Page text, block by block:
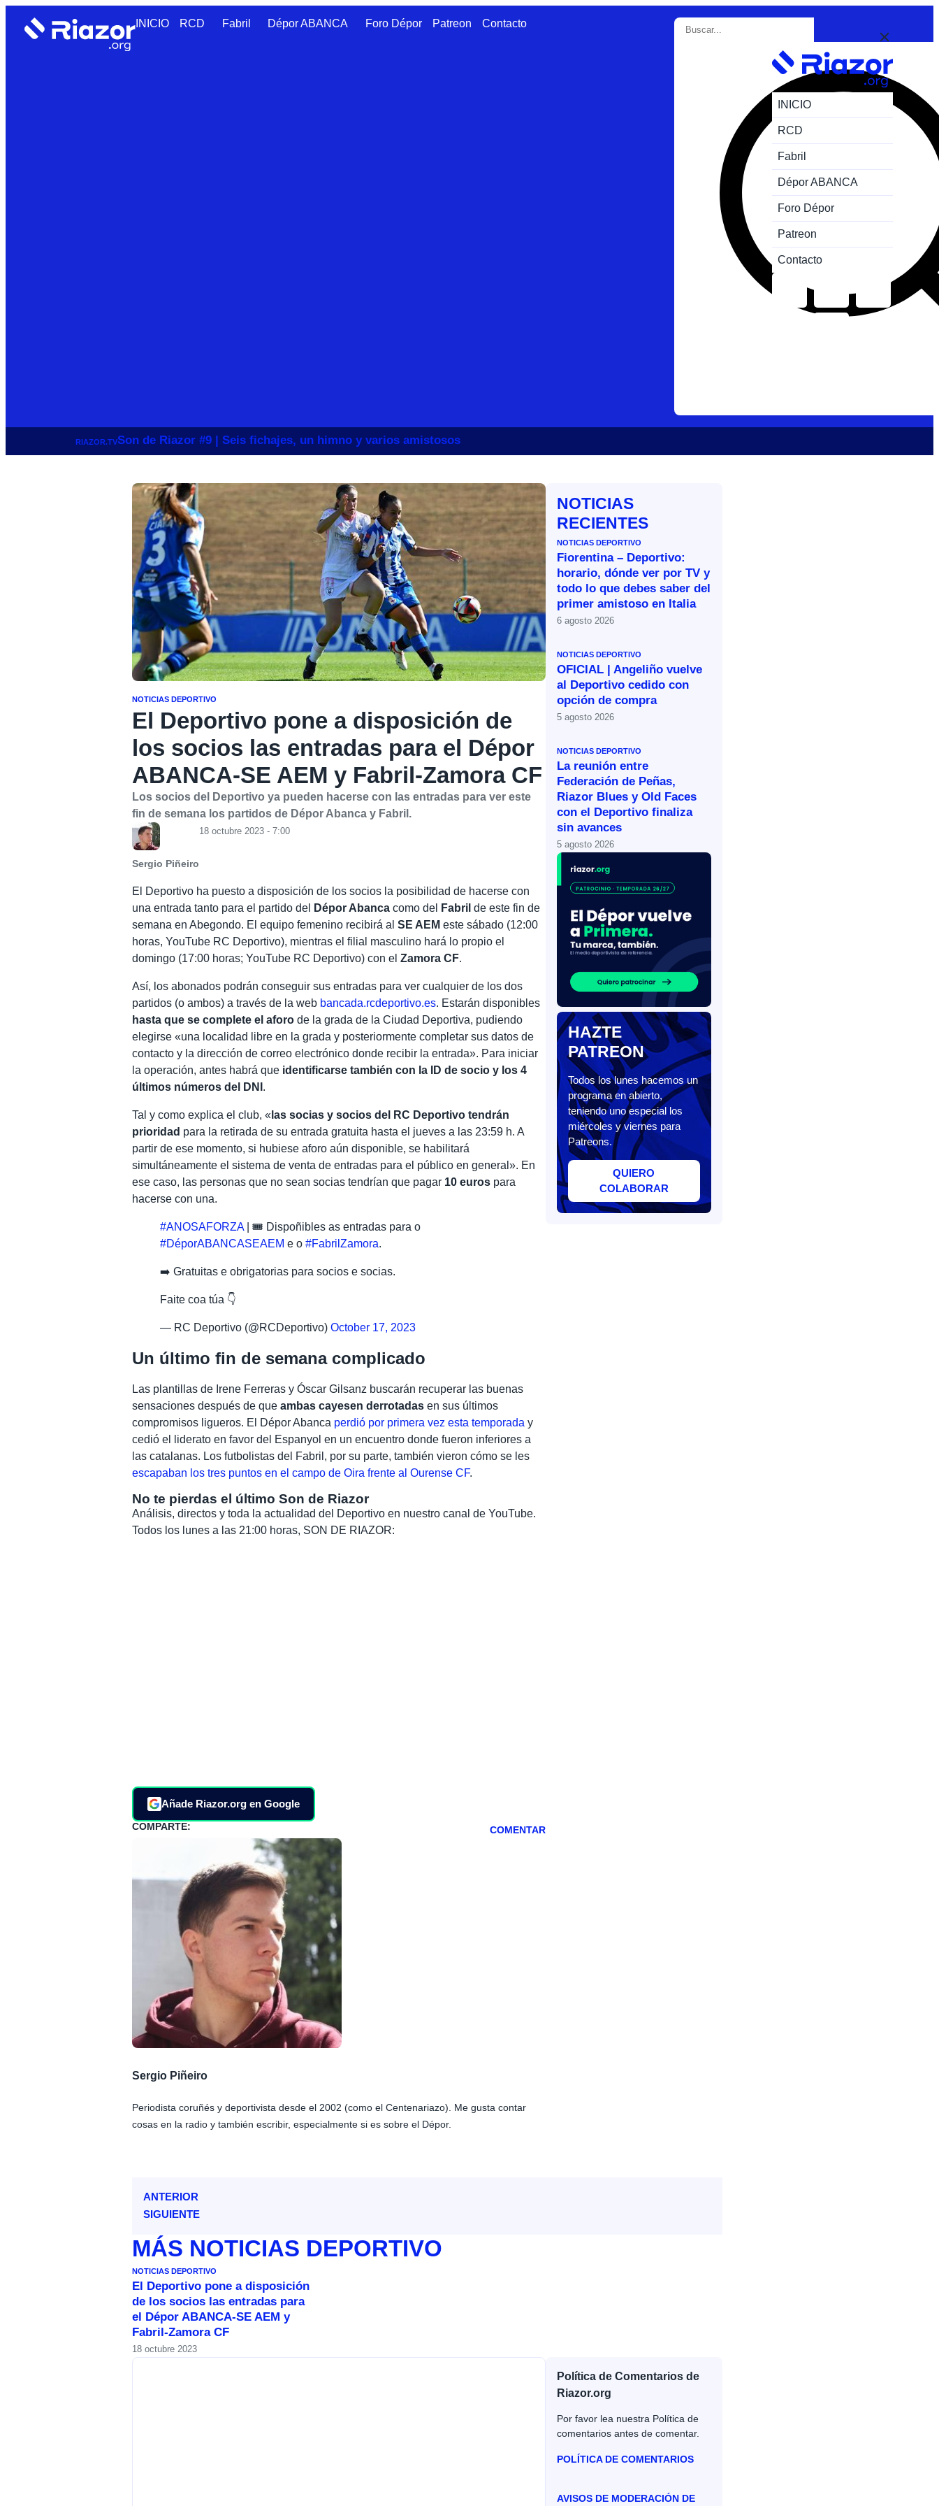
INICIO RCD Fabril Dépor ABANCA Foro Dépor Patreon Contacto
INICIO
RCD
Fabril
Dépor ABANCA
Foro Dépor
Patreon
Contacto
RIAZOR.TVSon de Riazor #9 | Seis fichajes, un himno y varios amistosos
NOTICIAS DEPORTIVO
El Deportivo pone a disposición de
los socios las entradas para el Dépor
ABANCA-SE AEM y Fabril-Zamora CF
Los socios del Deportivo ya pueden hacerse con las entradas para ver este
fin de semana los partidos de Dépor Abanca y Fabril.
Sergio Piñeiro
18 octubre 2023 - 7:00
El Deportivo ha puesto a disposición de los socios la posibilidad de hacerse con
una entrada tanto para el partido del
Dépor Abanca como del Fabril de este fin de
semana en Abegondo. El equipo femenino recibirá alSE AEM este sábado (12:00
horas, YouTube RC Deportivo), mientras el filial masculino hará lo propio el
domingo (17:00 horas; YouTube RC Deportivo) con elZamora CF.
Así, los abonados podrán conseguir sus entradas para ver cualquier de los dos
partidos (o ambos) a través de la web bancada.rcdeportivo.es. Estarán disponibles
hasta que se complete el aforo de la grada de la Ciudad Deportiva, pudiendo
elegirse «una localidad libre en la grada y posteriormente completar sus datos de
contacto y la dirección de correo electrónico donde recibir la entrada». Para iniciar
la operación, antes habrá que identificarse también con la ID de socio y los 4
últimos números del DNI .
Tal y como explica el club, « las socias y socios del RC Deportivo tendrán
prioridad para la retirada de su entrada gratuita hasta el jueves a las 23:59 h. A
partir de ese momento, si hubiese aforo aún disponible, se habilitará
simultáneamente el sistema de venta de entradas para el público en general». En
ese caso, las personas que no sean socias tendrían que pagar 10 euros para
hacerse con una.
#ANOSAFORZA| 🎟️ Dispoñibles as entradas para o
#DéporABANCASEAEM e o#FabrilZamora.
➡️ Gratuitas e obrigatorias para socios e socias.
Faite coa túa 👇
— RC Deportivo (@RCDeportivo)October 17, 2023
Un último fin de semana complicado
Las plantillas de Irene Ferreras y Óscar Gilsanz buscarán recuperar las buenas
sensaciones después de queambas cayesen derrotadas en sus últimos
compromisos ligueros. El Dépor Abanca perdió por primera vez esta temporada y
cedió el liderato en favor del Espanyol en un encuentro donde fueron inferiores a
las catalanas. Los futbolistas del Fabril, por su parte, también vieron cómo se les
escapaban los tres puntos en el campo de Oira frente al Ourense CF.
No te pierdas el último Son de Riazor
Análisis, directos y toda la actualidad del Deportivo en nuestro canal de YouTube.
Todos los lunes a las 21:00 horas, SON DE RIAZOR:
Añade Riazor.org en Google
COMPARTE: COMENTAR
Sergio Piñeiro
Periodista coruñés y deportivista desde el 2002 (como el Centenariazo). Me gusta contar
cosas en la radio y también escribir, especialmente si es sobre el Dépor.
NOTICIAS
RECIENTES
NOTICIAS DEPORTIVO
Fiorentina – Deportivo:
horario, dónde ver por TV y
todo lo que debes saber del
primer amistoso en Italia
6 agosto 2026
NOTICIAS DEPORTIVO
OFICIAL | Angeliño vuelve
al Deportivo cedido con
opción de compra
5 agosto 2026
NOTICIAS DEPORTIVO
La reunión entre
Federación de Peñas,
Riazor Blues y Old Faces
con el Deportivo finaliza
sin avances
5 agosto 2026
HAZTE
PATREON
Todos los lunes hacemos un
programa en abierto,
teniendo uno especial los
miércoles y viernes para
Patreons.
QUIERO
COLABORAR
ANTERIOR
SIGUIENTE
MÁS NOTICIAS DEPORTIVO
NOTICIAS DEPORTIVO
El Deportivo pone a disposición
de los socios las entradas para
el Dépor ABANCA-SE AEM y
Fabril-Zamora CF
18 octubre 2023
Política de Comentarios de
Riazor.org
Por favor lea nuestra Política de
comentarios antes de comentar.
POLÍTICA DE COMENTARIOS
AVISOS DE MODERACIÓN DE